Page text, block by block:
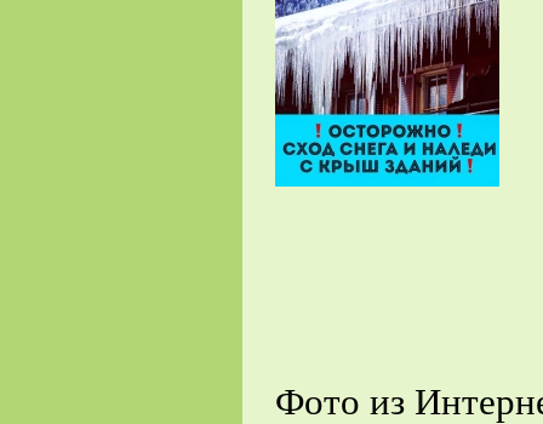
Фото из